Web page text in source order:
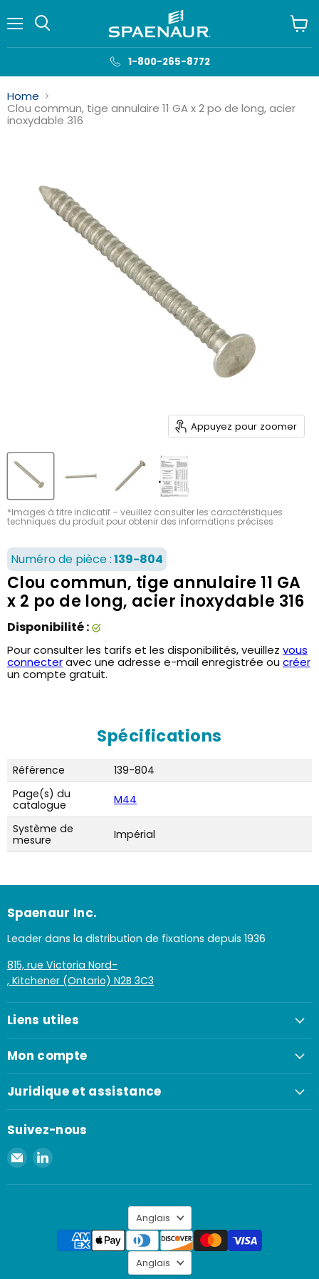
1-800-265-8772
le
Home
Clou commun, tige annulaire 11 GA x 2 po de long, acier
inoxydable 316
Appuyez pour zoomer
*Images à titre indicatif – veuillez consulter les caractéristiques
techniques du produit pour obtenir des informations précises
Numéro de pièce :139-804
Clou commun, tige annulaire 11 GA
x 2 po de long, acier inoxydable 316
Disponibilité :
Pour consulter les tarifs et les disponibilités, veuillez vous
connecteravec une adresse e-mail enregistrée ou créer
un compte gratuit.
Spécifications
Référence
139-804
Page(s) du
catalogue
M44
Système de
mesure
Impérial
Spaenaur Inc.
Leader dans la distribution de fixations depuis 1936
815, rue Victoria Nord-
, Kitchener (Ontario) N2B 3C3
Liens utiles
Mon compte
Juridique et assistance
Suivez-nous
Envoyer
un
e-
Spaenaur
Retrouvez-
sur
Langue
Anglais
Langue
Anglais